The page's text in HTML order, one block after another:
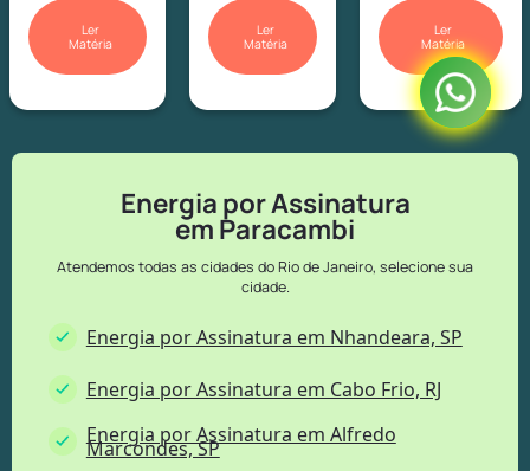
Ler
Matéria
Ler
Matéria
Ler
Matéria
Energia por Assinatura
em Paracambi
Atendemos todas as cidades do Rio de Janeiro, selecione sua
cidade.
Energia por Assinatura em Nhandeara, SP
Energia por Assinatura em Cabo Frio, RJ
Energia por Assinatura em Alfredo
Marcondes, SP